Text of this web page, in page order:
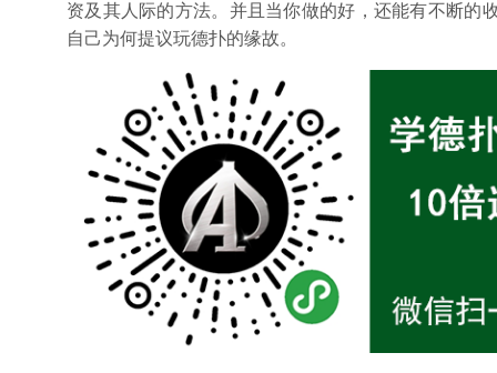
资及其人际的方法。并且当你做的好，还能有不断的
自己为何提议玩德扑的缘故。